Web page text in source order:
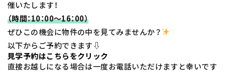
催いたします！
（時間：10：00～16：00）
ぜひこの機会に物件の中を見てみませんか？
以下からご予約できます⇩
見学予約はこちらをクリック
直接お越しになる場合は一度お電話いただけますと幸いです